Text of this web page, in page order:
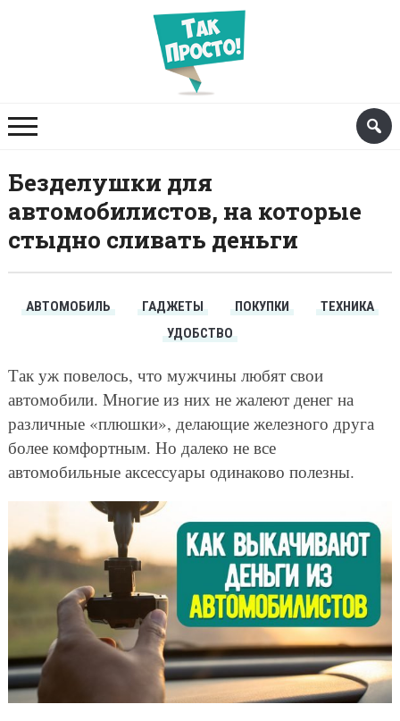
Безделушки для
автомобилистов, на которые
стыдно сливать деньги
АВТОМОБИЛЬ ГАДЖЕТЫ ПОКУПКИ
ТЕХНИКА
УДОБСТВО
Так уж повелось, что мужчины любят свои
автомобили. Многие из них не жалеют денег на
различные «плюшки», делающие железного друга
более комфортным. Но далеко не все
автомобильные аксессуары одинаково полезны.